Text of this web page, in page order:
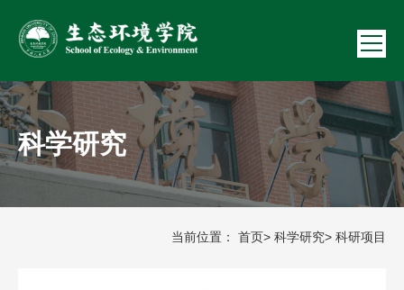
科学研究
当前位置： 首页> 科学研究> 科研项目